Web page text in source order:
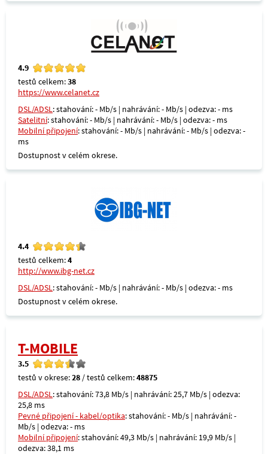
4.9
testů celkem:38
https://www.celanet.cz
DSL/ADSL: stahování: - Mb/s | nahrávání: - Mb/s | odezva: - ms
Satelitní: stahování: - Mb/s | nahrávání: - Mb/s | odezva: - ms
Mobilní připojení: stahování: - Mb/s | nahrávání: - Mb/s | odezva: -
ms
Dostupnost v celém okrese.
4.4
testů celkem:4
http://www.ibg-net.cz
DSL/ADSL: stahování: - Mb/s | nahrávání: - Mb/s | odezva: - ms
Dostupnost v celém okrese.
T-MOBILE
3.5
testů v okrese:28 / testů celkem:48875
DSL/ADSL: stahování: 73,8 Mb/s | nahrávání: 25,7 Mb/s | odezva:
25,8 ms
Pevné připojení - kabel/optika: stahování: - Mb/s | nahrávání: -
Mb/s | odezva: - ms
Mobilní připojení: stahování: 49,3 Mb/s | nahrávání: 19,9 Mb/s |
odezva: 38,1 ms